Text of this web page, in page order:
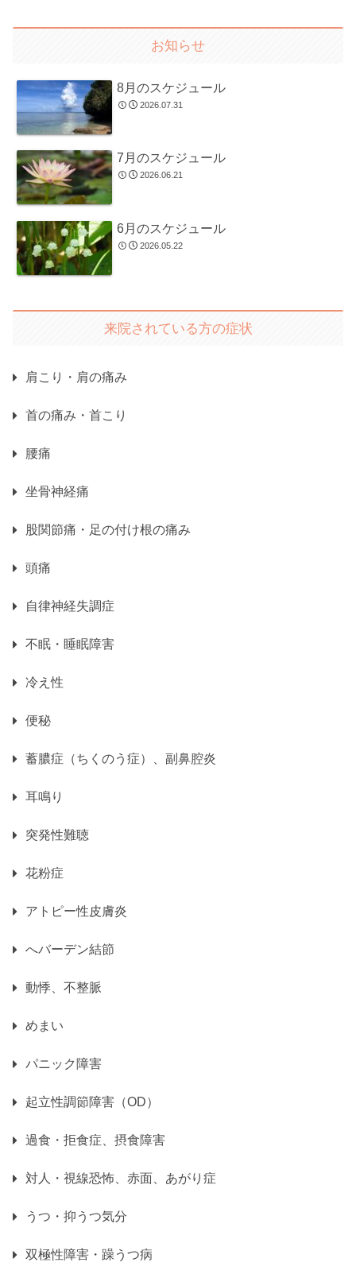
お知らせ
8月のスケジュール
2026.07.31
7月のスケジュール
2026.06.21
6月のスケジュール
2026.05.22
来院されている方の症状
肩こり・肩の痛み
首の痛み・首こり
腰痛
坐骨神経痛
股関節痛・足の付け根の痛み
頭痛
自律神経失調症
不眠・睡眠障害
冷え性
便秘
蓄膿症（ちくのう症）、副鼻腔炎
耳鳴り
突発性難聴
花粉症
アトピー性皮膚炎
へバーデン結節
動悸、不整脈
めまい
パニック障害
起立性調節障害（OD）
過食・拒食症、摂食障害
対人・視線恐怖、赤面、あがり症
うつ・抑うつ気分
双極性障害・躁うつ病